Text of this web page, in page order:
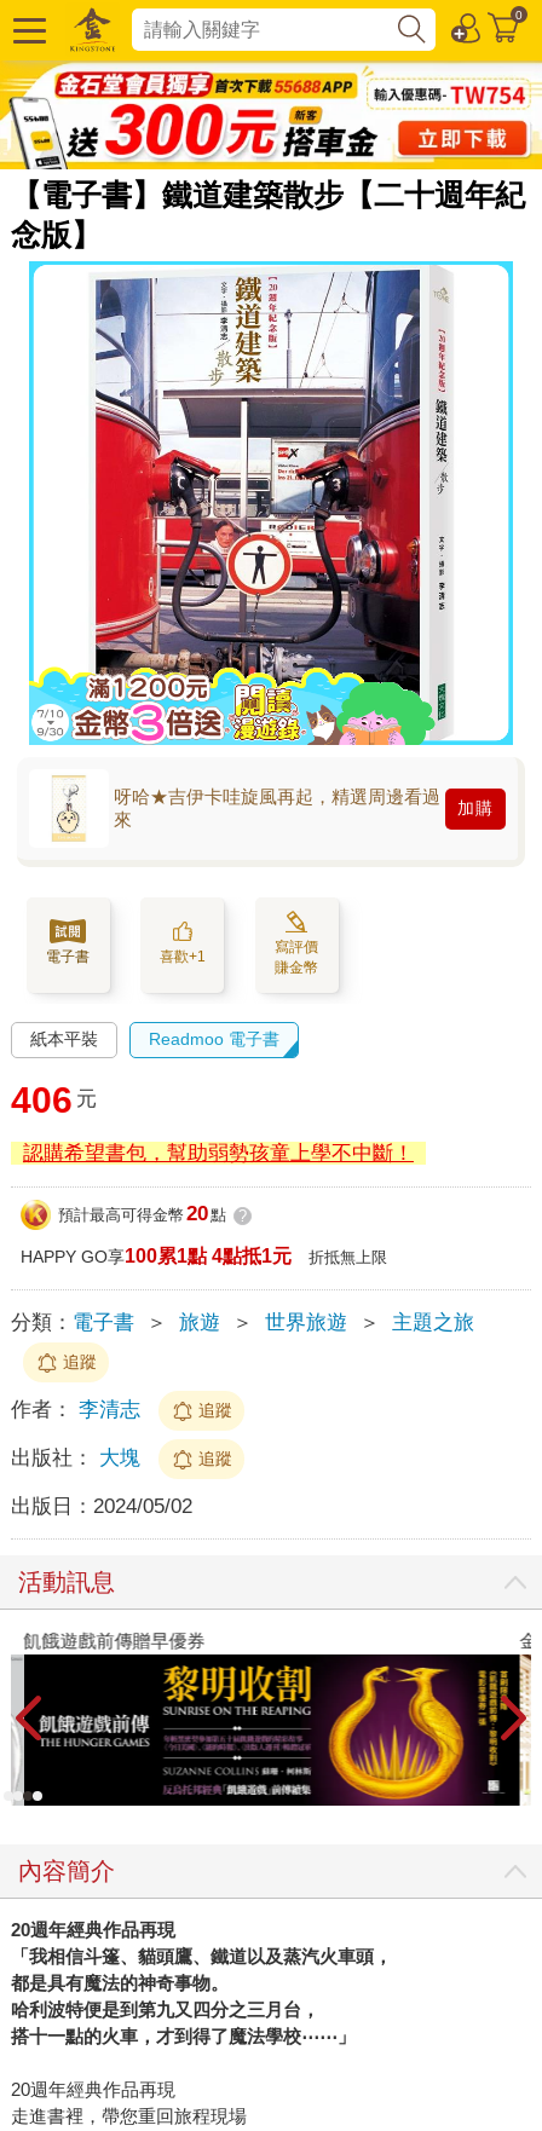
0
【電子書】鐵道建築散步【二十週年紀
念版】
呀哈★吉伊卡哇旋風再起，精選周邊看過
來
加購
電子書 喜歡+1
寫評價
賺金幣
紙本平裝 Readmoo 電子書
406 元
認購希望書包，幫助弱勢孩童上學不中斷！
預計最高可得金幣 20點 ?
HAPPY GO享100累1點 4點抵1元 折抵無上限
分類： 電子書 ＞ 旅遊 ＞ 世界旅遊 ＞ 主題之旅
追蹤
作者： 李清志 追蹤
出版社： 大塊 追蹤
出版日： 2024/05/02
活動訊息
飢餓遊戲前傳贈早優券 金
內容簡介
20週年經典作品再現
「我相信斗篷、貓頭鷹、鐵道以及蒸汽火車頭，
都是具有魔法的神奇事物。
哈利波特便是到第九又四分之三月台，
搭十一點的火車，才到得了魔法學校⋯⋯」
20週年經典作品再現
走進書裡，帶您重回旅程現場